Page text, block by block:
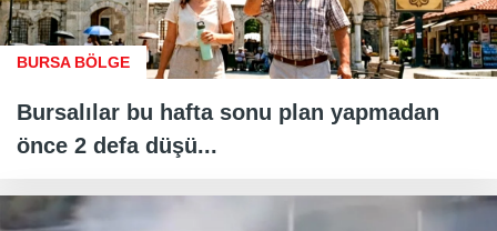
BURSA BÖLGE
Bursalılar bu hafta sonu plan yapmadan
önce 2 defa düşü...